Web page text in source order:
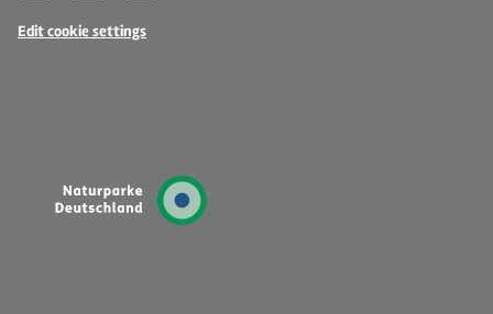
Edit cookie settings